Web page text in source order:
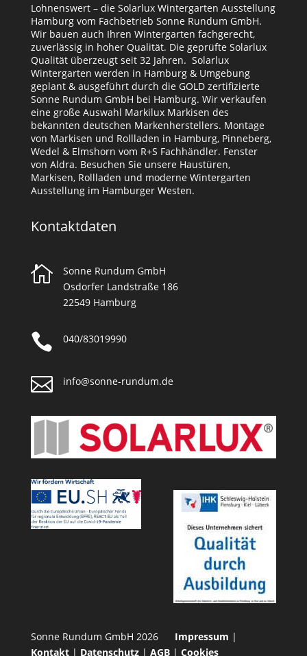
Lohnenswert – die Solarlux Wintergarten Ausstellung
Hamburg vom Fachbetrieb Sonne Rundum GmbH.
Wir bauen auch Ihren Wintergarten fachgerecht,
zuverlässig in hoher Qualität. Die geprüfte Solarlux
Qualität überzeugt seit 32 Jahren. Solarlux
Wintergarten werden in Hamburg & Umgebung
geplant & ausgeführt durch die GOLD zertifizierte
Sonne Rundum GmbH bei Hamburg. Wir verkaufen
eine große Auswahl Markilux Markisen des
bekannten deutschen Markenherstellers. Montage
von Markisen und Rollladen in Hamburg, Pinneberg,
Wedel & Elmshorn vom R+S Fachhändler. Fenster
von Aldra. Besuchen Sie unsere Haustüren,
Markisen, Rollladen und moderne Wintergarten
Ausstellung im Hamburger Westen.
Kontaktdaten

Sonne Rundum GmbH
Osdorfer Landstraße 186
22549 Hamburg
 040/83019990
 info@sonne-rundum.de
Sonne Rundum GmbH 2026 Impressum |
Kontakt| Datenschutz| AGB| Cookies